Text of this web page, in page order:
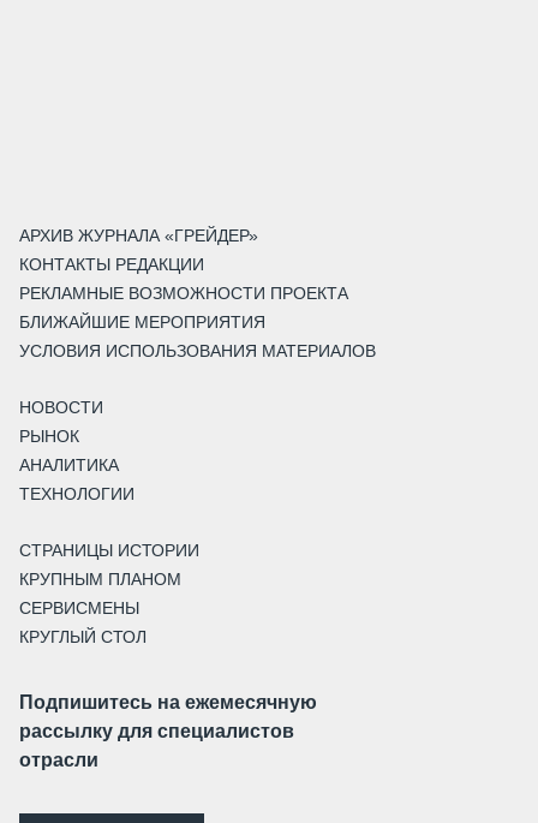
АРХИВ ЖУРНАЛА «ГРЕЙДЕР»
КОНТАКТЫ РЕДАКЦИИ
РЕКЛАМНЫЕ ВОЗМОЖНОСТИ ПРОЕКТА
БЛИЖАЙШИЕ МЕРОПРИЯТИЯ
УСЛОВИЯ ИСПОЛЬЗОВАНИЯ МАТЕРИАЛОВ
НОВОСТИ
РЫНОК
АНАЛИТИКА
ТЕХНОЛОГИИ
СТРАНИЦЫ ИСТОРИИ
КРУПНЫМ ПЛАНОМ
СЕРВИСМЕНЫ
КРУГЛЫЙ СТОЛ
Подпишитесь на ежемесячную
рассылку для специалистов
отрасли